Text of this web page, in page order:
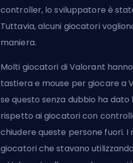
controller, lo sviluppatore è
Tuttavia, alcuni giocatori
maniera.
Molti giocatori di Valorant
tastiera e mouse per giocare a
se questo senza dubbio ha
rispetto ai giocatori con
chiudere queste persone fuori.
giocatori che stavano